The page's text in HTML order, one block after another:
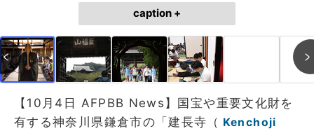
caption +
【10月4日 AFPBB News】国宝や重要文化財を
有する神奈川県鎌倉市の「建長寺（ Kenchoji